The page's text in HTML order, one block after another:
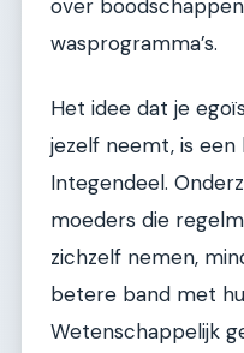
over
wasprogramma’s.
Het idee dat je
jezelf neemt, is een
Integendeel.
moeders die
zichzelf nemen,
betere band met
Wetenschappelijk